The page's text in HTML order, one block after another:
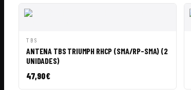
VISTA RÁPIDA
TBS
ANTENA TBS TRIUMPH RHCP (SMA/RP-SMA) (2
UNIDADES)
47,90€